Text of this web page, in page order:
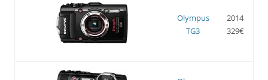
Olympus
TG3
2014
329€